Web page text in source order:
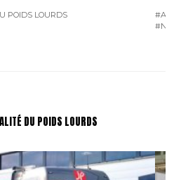
POIDS LOURDS
#N° 361
DU POIDS LOURDS